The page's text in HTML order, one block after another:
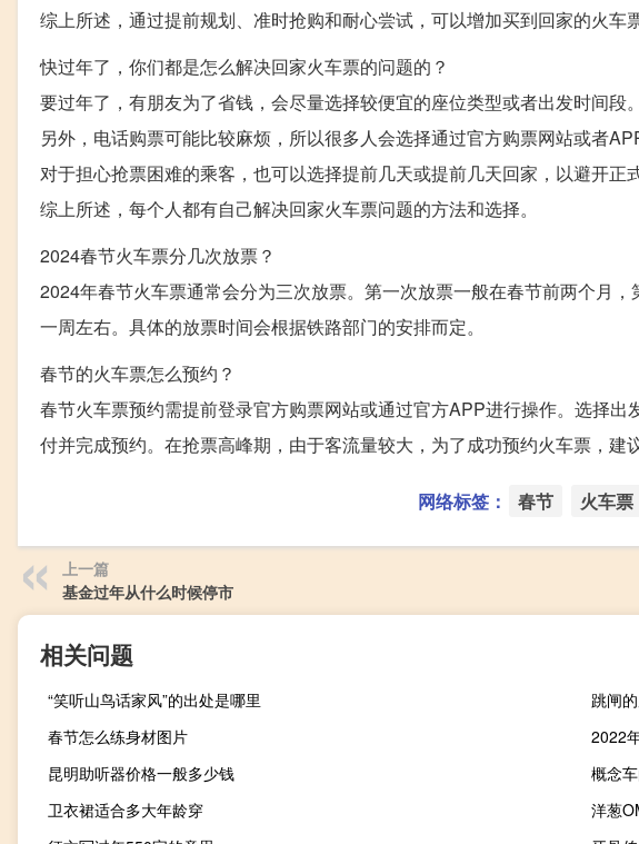
综上所述，通过提前规划、准时抢购和耐心尝试，可以增加买到回家的火车
快过年了，你们都是怎么解决回家火车票的问题的？
要过年了，有朋友为了省钱，会尽量选择较便宜的座位类型或者出发时间段。
另外，电话购票可能比较麻烦，所以很多人会选择通过官方购票网站或者
对于担心抢票困难的乘客，也可以选择提前几天或提前几天回家，以避开正
综上所述，每个人都有自己解决回家火车票问题的方法和选择。
2024春节火车票分几次放票？
2024年春节火车票通常会分为三次放票。第一次放票一般在春节前两个月
一周左右。具体的放票时间会根据铁路部门的安排而定。
春节的火车票怎么预约？
春节火车票预约需提前登录官方购票网站或通过官方APP进行操作。选择
付并完成预约。在抢票高峰期，由于客流量较大，为了成功预约火车票，建
网络标签： 春节 火车票
上一篇
基金过年从什么时候停市
相关问题
“笑听山鸟话家风”的出处是哪里
跳闸
春节怎么练身材图片
2022
昆明助听器价格一般多少钱
概念
卫衣裙适合多大年龄穿